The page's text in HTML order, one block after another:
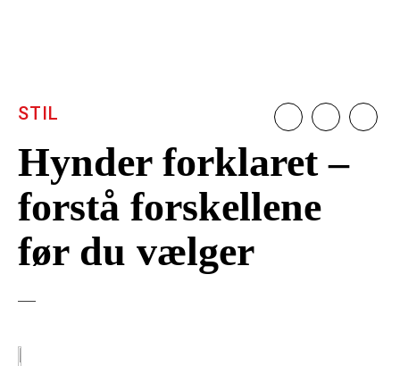
Hynder forklaret –
forstå forskellene
før du vælger
STIL